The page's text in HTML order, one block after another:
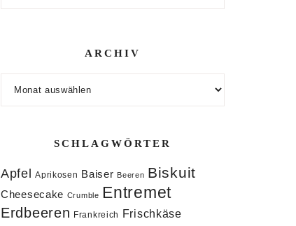
ARCHIV
SCHLAGWÖRTER
Apfel Aprikosen Baiser Beeren Biskuit
Cheesecake Crumble Entremet
Erdbeeren Frankreich Frischkäse